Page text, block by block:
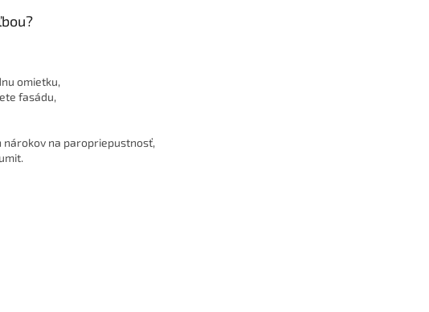
omietku,
fasádu,
na paropriepustnosť,